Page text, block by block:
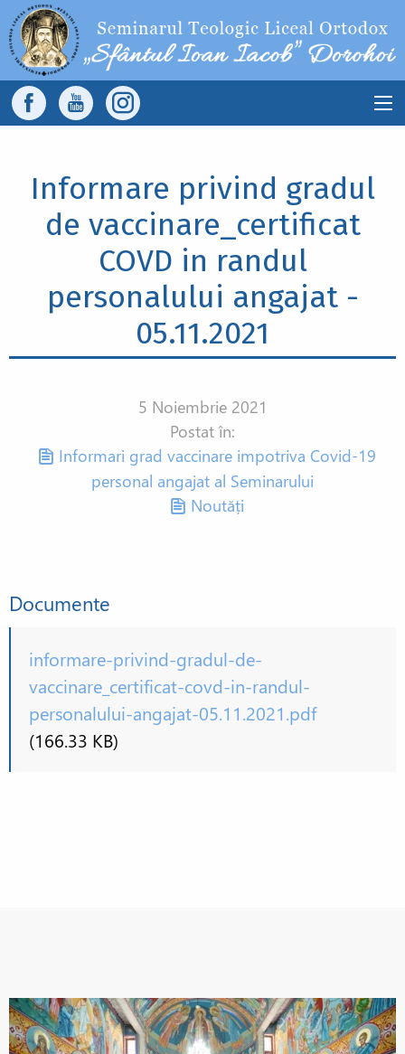
Sari la conținutul principal
Main
Informare privind gradul
de vaccinare_certificat
COVD in randul
personalului angajat -
05.11.2021
5 Noiembrie 2021
Postat în:
Informari grad vaccinare impotriva Covid-19
personal angajat al Seminarului
Noutăți
Documente
informare-privind-gradul-de-
vaccinare_certificat-covd-in-randul-
personalului-angajat-05.11.2021.pdf
(166.33 KB)